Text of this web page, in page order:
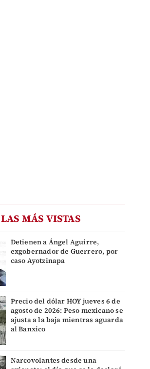
LAS MÁS VISTAS
Detienen a Ángel Aguirre,
exgobernador de Guerrero, por
caso Ayotzinapa
Precio del dólar HOY jueves 6 de
agosto de 2026: Peso mexicano se
ajusta a la baja mientras aguarda
al Banxico
Narcovolantes desde una